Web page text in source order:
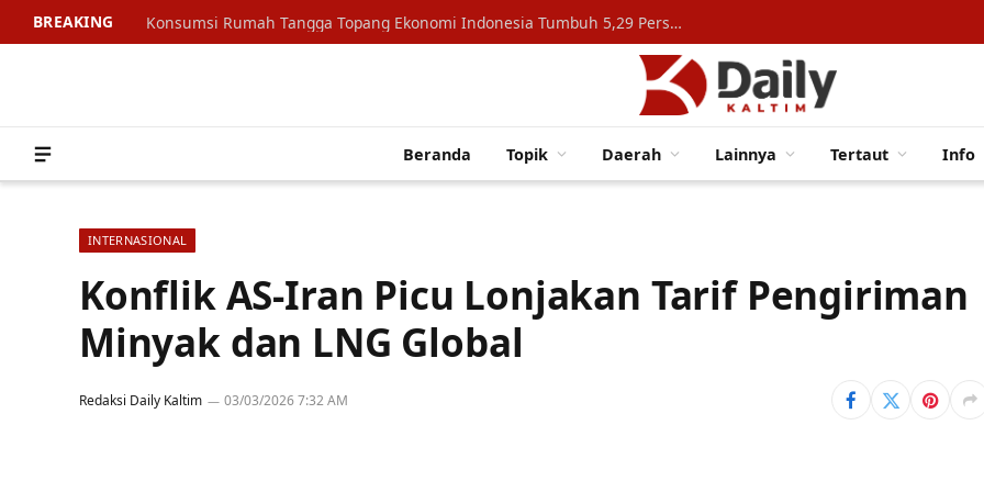
BREAKING Konsumsi Rumah Tangga Topang Ekonomi Indonesia Tumbuh 5,29 Persen
Beranda Topik Daerah Lainnya Tertaut Info
INTERNASIONAL
Konflik AS-Iran Picu Lonjakan Tarif Pengiriman
Minyak dan LNG Global
Redaksi Daily Kaltim 03/03/2026 7:32 AM